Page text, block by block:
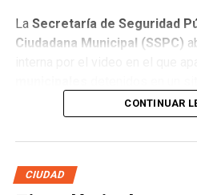
La Secretaría de Seguridad
Ciudadana Municipal (SSPC)
tienen identificado comopunto
el sistema
CONTINUAR
CIUDAD